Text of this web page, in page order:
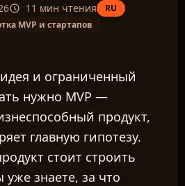
11 мин чтения
RU
MVP и стартапов
идея и ограниченный
нужно MVP —
продукт,
главную гипотезу.
стоит строить
уже знаете, за что